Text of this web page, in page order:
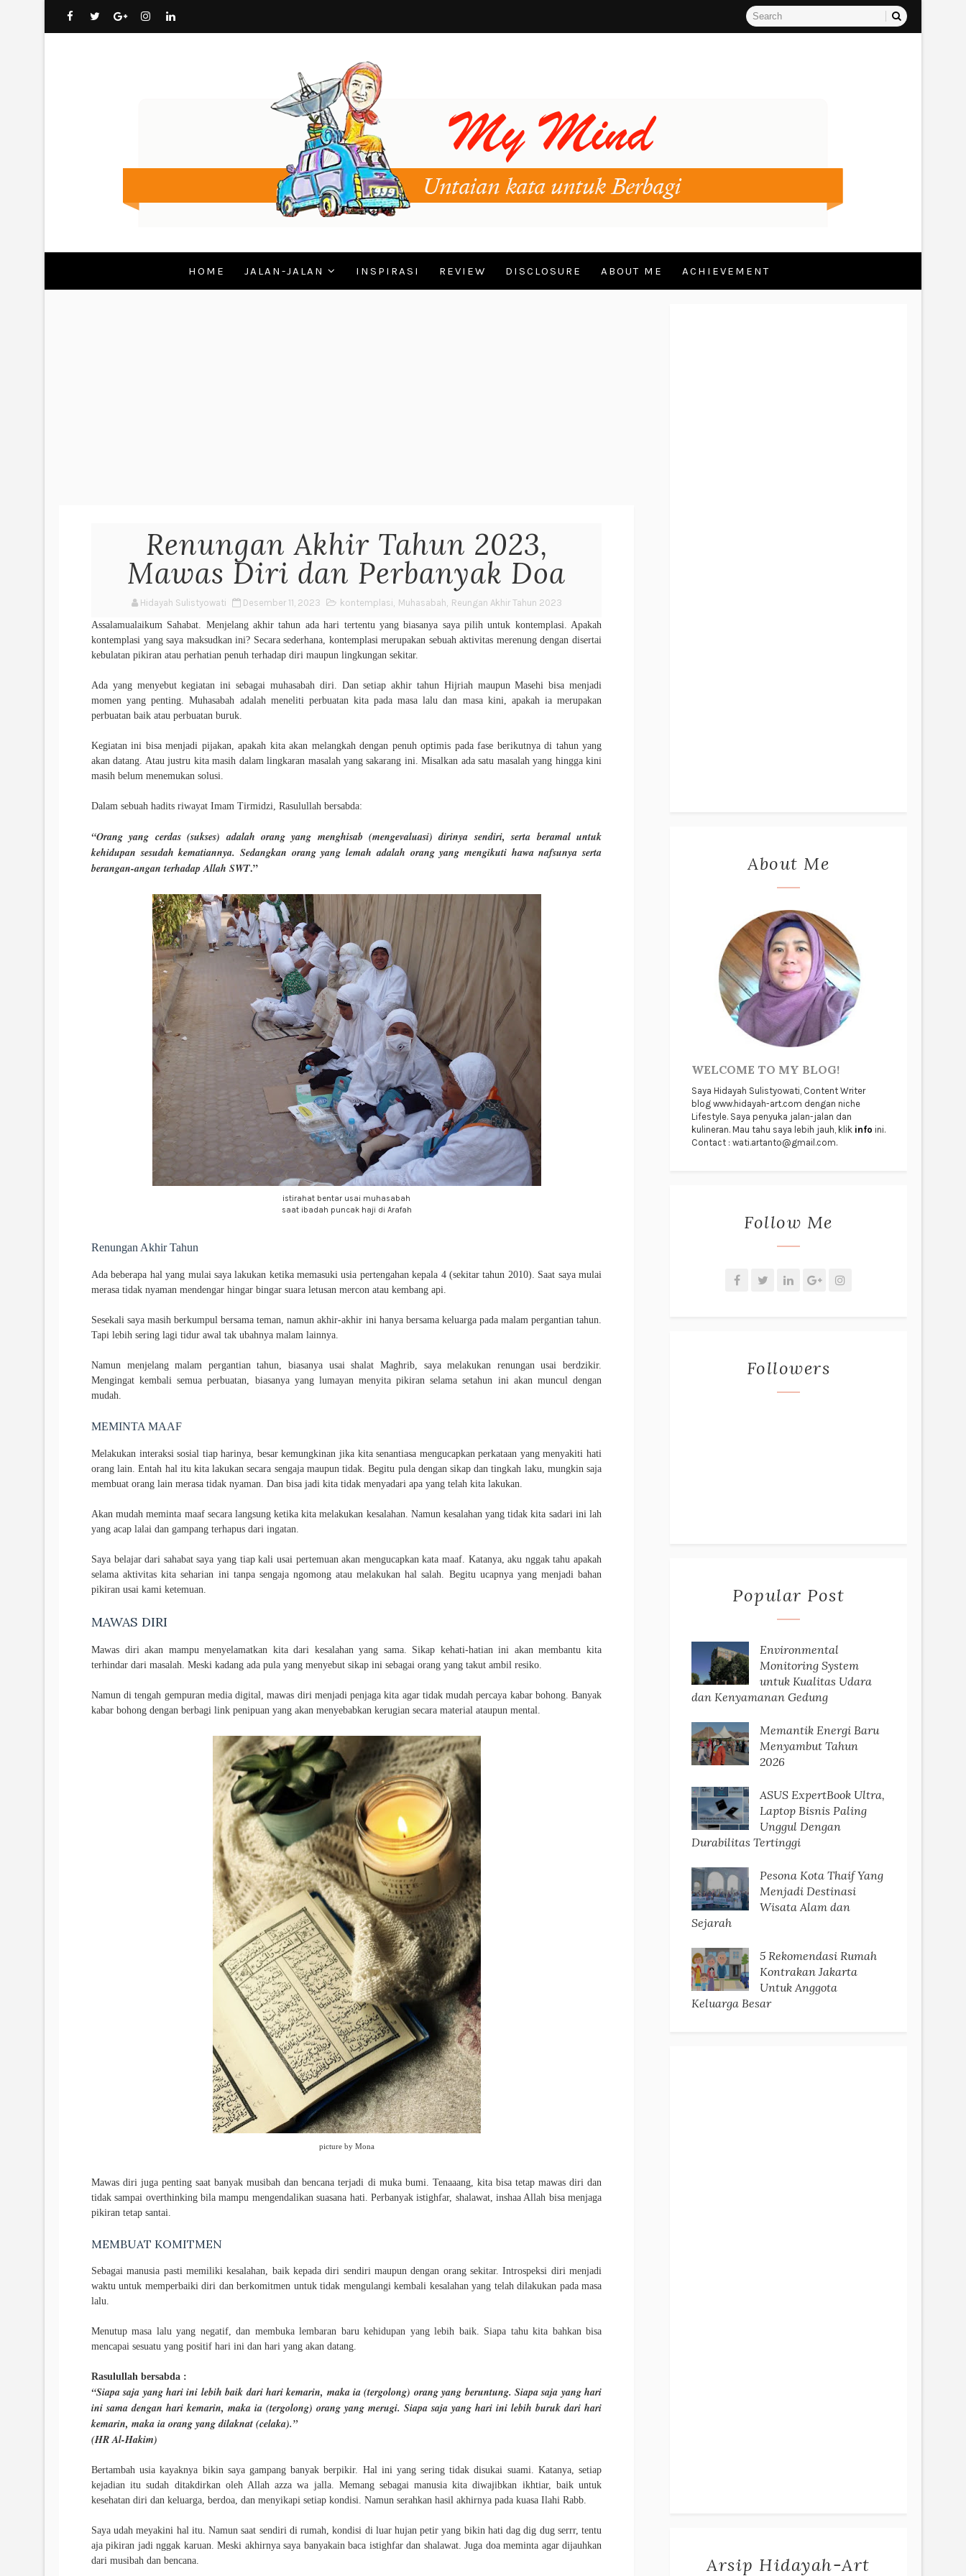
HOME JALAN-JALAN INSPIRASI REVIEW DISCLOSURE ABOUT ME ACHIEVEMENT
Renungan Akhir Tahun 2023,
Mawas Diri dan Perbanyak Doa
Hidayah Sulistyowati Desember 11, 2023 kontemplasi, Muhasabah, Reungan Akhir Tahun 2023
Assalamualaikum Sahabat. Menjelang akhir tahun ada hari tertentu yang biasanya saya pilih untuk kontemplasi. Apakah
kontemplasi yang saya maksudkan ini? Secara sederhana, kontemplasi merupakan sebuah aktivitas merenung dengan disertai
kebulatan pikiran atau perhatian penuh terhadap diri maupun lingkungan sekitar.
Ada yang menyebut kegiatan ini sebagai muhasabah diri. Dan setiap akhir tahun Hijriah maupun Masehi bisa menjadi
momen yang penting. Muhasabah adalah meneliti perbuatan kita pada masa lalu dan masa kini, apakah ia merupakan
perbuatan baik atau perbuatan buruk.
Kegiatan ini bisa menjadi pijakan, apakah kita akan melangkah dengan penuh optimis pada fase berikutnya di tahun yang
akan datang. Atau justru kita masih dalam lingkaran masalah yang sakarang ini. Misalkan ada satu masalah yang hingga kini
masih belum menemukan solusi.
Dalam sebuah hadits riwayat Imam Tirmidzi, Rasulullah bersabda:
“Orang yang cerdas (sukses) adalah orang yang menghisab (mengevaluasi) dirinya sendiri, serta beramal untuk
kehidupan sesudah kematiannya. Sedangkan orang yang lemah adalah orang yang mengikuti hawa nafsunya serta
berangan-angan terhadap Allah SWT.”
istirahat bentar usai muhasabah
saat ibadah puncak haji di Arafah
Renungan Akhir Tahun
Ada beberapa hal yang mulai saya lakukan ketika memasuki usia pertengahan kepala 4 (sekitar tahun 2010). Saat saya mulai
merasa tidak nyaman mendengar hingar bingar suara letusan mercon atau kembang api.
Sesekali saya masih berkumpul bersama teman, namun akhir-akhir ini hanya bersama keluarga pada malam pergantian tahun.
Tapi lebih sering lagi tidur awal tak ubahnya malam lainnya.
Namun menjelang malam pergantian tahun, biasanya usai shalat Maghrib, saya melakukan renungan usai berdzikir.
Mengingat kembali semua perbuatan, biasanya yang lumayan menyita pikiran selama setahun ini akan muncul dengan
mudah.
MEMINTA MAAF
Melakukan interaksi sosial tiap harinya, besar kemungkinan jika kita senantiasa mengucapkan perkataan yang menyakiti hati
orang lain. Entah hal itu kita lakukan secara sengaja maupun tidak. Begitu pula dengan sikap dan tingkah laku, mungkin saja
membuat orang lain merasa tidak nyaman. Dan bisa jadi kita tidak menyadari apa yang telah kita lakukan.
Akan mudah meminta maaf secara langsung ketika kita melakukan kesalahan. Namun kesalahan yang tidak kita sadari ini lah
yang acap lalai dan gampang terhapus dari ingatan.
Saya belajar dari sahabat saya yang tiap kali usai pertemuan akan mengucapkan kata maaf. Katanya, aku nggak tahu apakah
selama aktivitas kita seharian ini tanpa sengaja ngomong atau melakukan hal salah. Begitu ucapnya yang menjadi bahan
pikiran usai kami ketemuan.
MAWAS DIRI
Mawas diri akan mampu menyelamatkan kita dari kesalahan yang sama. Sikap kehati-hatian ini akan membantu kita
terhindar dari masalah. Meski kadang ada pula yang menyebut sikap ini sebagai orang yang takut ambil resiko.
Namun di tengah gempuran media digital, mawas diri menjadi penjaga kita agar tidak mudah percaya kabar bohong. Banyak
kabar bohong dengan berbagi link penipuan yang akan menyebabkan kerugian secara material ataupun mental.
picture by Mona
Mawas diri juga penting saat banyak musibah dan bencana terjadi di muka bumi. Tenaaang, kita bisa tetap mawas diri dan
tidak sampai overthinking bila mampu mengendalikan suasana hati. Perbanyak istighfar, shalawat, inshaa Allah bisa menjaga
pikiran tetap santai.
MEMBUAT KOMITMEN
Sebagai manusia pasti memiliki kesalahan, baik kepada diri sendiri maupun dengan orang sekitar. Introspeksi diri menjadi
waktu untuk memperbaiki diri dan berkomitmen untuk tidak mengulangi kembali kesalahan yang telah dilakukan pada masa
lalu.
Menutup masa lalu yang negatif, dan membuka lembaran baru kehidupan yang lebih baik. Siapa tahu kita bahkan bisa
mencapai sesuatu yang positif hari ini dan hari yang akan datang.
Rasulullah bersabda :
“Siapa saja yang hari ini lebih baik dari hari kemarin, maka ia (tergolong) orang yang beruntung. Siapa saja yang hari
ini sama dengan hari kemarin, maka ia (tergolong) orang yang merugi. Siapa saja yang hari ini lebih buruk dari hari
kemarin, maka ia orang yang dilaknat (celaka).”
(HR Al-Hakim)
Bertambah usia kayaknya bikin saya gampang banyak berpikir. Hal ini yang sering tidak disukai suami. Katanya, setiap
kejadian itu sudah ditakdirkan oleh Allah azza wa jalla. Memang sebagai manusia kita diwajibkan ikhtiar, baik untuk
kesehatan diri dan keluarga, berdoa, dan menyikapi setiap kondisi. Namun serahkan hasil akhirnya pada kuasa Ilahi Rabb.
Saya udah meyakini hal itu. Namun saat sendiri di rumah, kondisi di luar hujan petir yang bikin hati dag dig dug serrr, tentu
aja pikiran jadi nggak karuan. Meski akhirnya saya banyakain baca istighfar dan shalawat. Juga doa meminta agar dijauhkan
dari musibah dan bencana.
About Me
WELCOME TO MY BLOG!
Saya Hidayah Sulistyowati, Content Writer
blog www.hidayah-art.com dengan niche
Lifestyle. Saya penyuka jalan-jalan dan
kulineran. Mau tahu saya lebih jauh, klik info ini.
Contact : wati.artanto@gmail.com.
Follow Me
Followers
Popular Post
Environmental
Monitoring System
untuk Kualitas Udara
dan Kenyamanan Gedung
Memantik Energi Baru
Menyambut Tahun
2026
ASUS ExpertBook Ultra,
Laptop Bisnis Paling
Unggul Dengan
Durabilitas Tertinggi
Pesona Kota Thaif Yang
Menjadi Destinasi
Wisata Alam dan
Sejarah
5 Rekomendasi Rumah
Kontrakan Jakarta
Untuk Anggota
Keluarga Besar
Arsip Hidayah-Art